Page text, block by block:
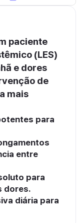
paciente
(LES)
e dores
de
mais
para
entre
para
dores.
diária para